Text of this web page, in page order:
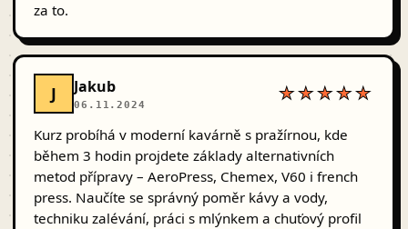
za to.
J Jakub
06.11.2024
★★★★★
Kurz probíhá v moderní kavárně s pražírnou, kde
během 3 hodin projdete základy alternativních
metod přípravy – AeroPress, Chemex, V60 i french
press. Naučíte se správný poměr kávy a vody,
techniku zalévání, práci s mlýnkem a chuťový profil